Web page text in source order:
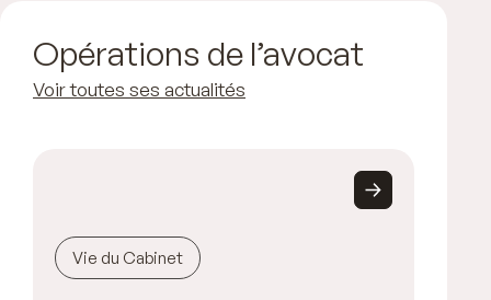
Opérations de l’avocat
Voir toutes ses actualités
Vie du Cabinet